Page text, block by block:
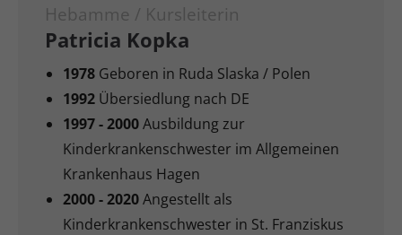
Hebamme / Kursleiterin
Patricia Kopka
1978 Geboren in Ruda Slaska / Polen
1992 Übersiedlung nach DE
1997 - 2000Ausbildung zur
Kinderkrankenschwester im Allgemeinen
Krankenhaus Hagen
2000 - 2020Angestellt als
Kinderkrankenschwester in St. Franziskus